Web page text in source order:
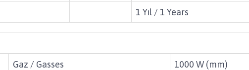
1 Yıl / 1 Years
Gaz / Gasses 1000 W (mm)